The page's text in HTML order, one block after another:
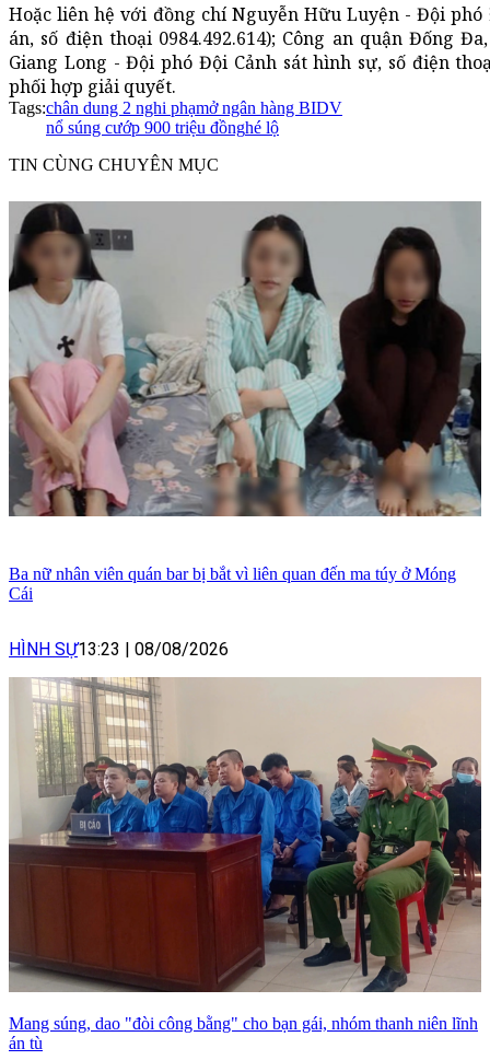
Hoặc liên hệ với đồng chí Nguyễn Hữu Luyện - Đội
án, số điện thoại 0984.492.614); Công an quận Đống
Giang Long - Đội phó Đội Cảnh sát hình sự, số điện
phối hợp giải quyết.
Tags:chân dung 2 nghi phạmở ngân hàng BIDV
nổ súng cướp 900 triệu đồnghé lộ
TIN CÙNG CHUYÊN MỤC
Ba nữ nhân viên quán bar bị bắt vì liên quan đến ma túy ở Móng
Cái
HÌNH SỰ13:23 | 08/08/2026
Mang súng, dao "đòi công bằng" cho bạn gái, nhóm thanh niên lĩnh
án tù